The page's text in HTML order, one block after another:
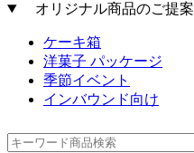
オリジナル商品のご提案
ケーキ箱
洋菓子 パッケージ
季節イベント
インバウンド向け